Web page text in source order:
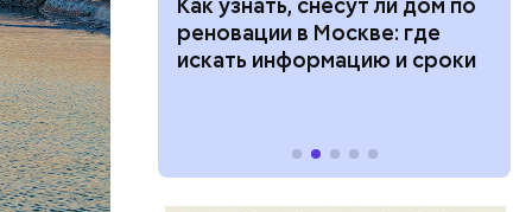
при
кто может
нужны
реновации в Москве: где
искать информацию и сроки